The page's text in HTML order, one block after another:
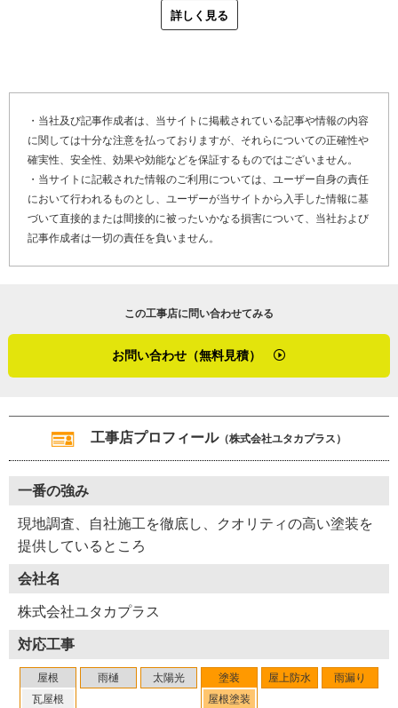
が、同年代の同僚や仲間が独立をするのを見て、心が揺れ
始めます。自分の力だけでどこまでできるか挑戦してみた
じです。経営のことまで深く考えていませんでしたし、独
立した当初は応援仕事や手伝い仕事ばかりでした。でも今
思えば、そこでたくさんの経験が積めたんですよね」
徐々にハウスメーカーや工務店の下請け仕事が増え、事業
が安定してきたユタカプラスは、２０１３年に法人化。現
在では、酒井さんを始め、ベテランから若手まで幅の広い
いですね」と内野さんは意欲を高めています。
ユタカプラスが手掛ける屋根リフォーム・修理は多岐に渡
「先日手掛けた工事案件は、他社が施工した屋根板金の施
の板金屋根工事店に屋根材と捨て水切り、破風（※２）の
差し替えを依頼し、当社では防水層が膨れていた箇所を除
去し、ウレタン防水で補修しました」
ここ愛知県東海市周辺には厳しい気候特性はありません
が、岐阜県寄りの山間部地域では結露や霜が塗装に影響を
「夕方遅くまで作業をしていると結露や霜で塗装が流れた
り、ツヤがなくなったりするので、施工時間やタイミング
を考え、迅速な作業を心掛けています」
詳しく見る
・当社及び記事作成者は、当サイトに掲載されている記事や情報の内容
に関しては十分な注意を払っておりますが、それらについての正確性や
確実性、安全性、効果や効能などを保証するものではございません。
・当サイトに記載された情報のご利用については、ユーザー自身の責任
において行われるものとし、ユーザーが当サイトから入手した情報に基
づいて直接的または間接的に被ったいかなる損害について、当社および
記事作成者は一切の責任を負いません。
この工事店に問い合わせてみる
お問い合わせ（無料見積）
工事店プロフィール（株式会社ユタカプラス）
一番の強み
現地調査、自社施工を徹底し、クオリティの高い塗装を
提供しているところ
会社名
株式会社ユタカプラス
対応工事
屋根
瓦屋根
雨樋 太陽光
塗装
屋根塗装
屋上防水 雨漏り